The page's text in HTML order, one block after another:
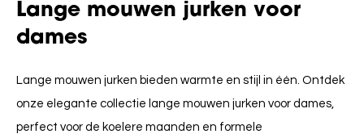
Lange mouwen jurken voor
dames
Lange mouwen jurken bieden warmte en stijl in één. Ontdek
onze elegante collectie lange mouwen jurken voor dames,
perfect voor de koelere maanden en formele